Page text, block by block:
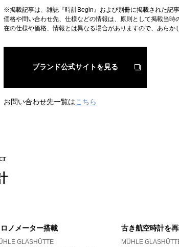
※掲載記事は、雑誌『時計Begin』および別冊に掲載された記
価格や問い合わせ先、仕様などの情報は、原則として掲載当時
在の仕様や価格、情報とは異なる場合がありますので、あらか
ブランド公式サイトを見る
お問い合わせ先一覧はこちら
ノメーター搭載
GLASHÜTTE
古き航空時計を
MÜHLE